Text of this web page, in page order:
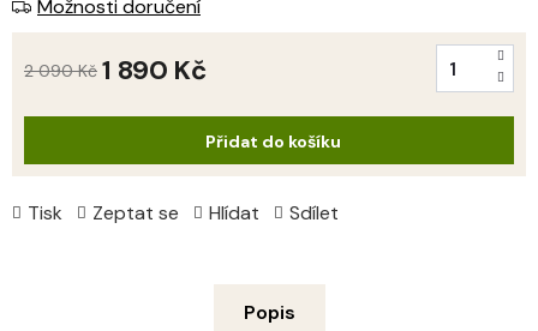
Tisk Zeptat se Hlídat Sdílet
Možnosti doručení
2 090 Kč 1 890 KčMěrná
Přidat do košíku
Popis